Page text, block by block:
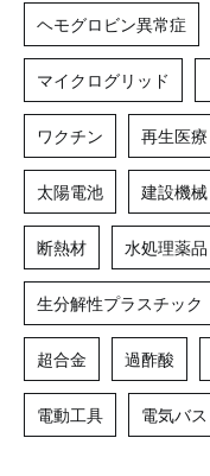
ヘモグロビン異常症
マイクログリッド
ワクチン 再生医療
太陽電池 建設機械
断熱材 水処理薬品
生分解性プラスチック
超合金 過酢酸
電動工具 電気バス